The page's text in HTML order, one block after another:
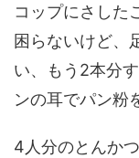
コップにさした
困らないけど、
い、もう2本分
ンの耳でパン粉
4人分のとんか